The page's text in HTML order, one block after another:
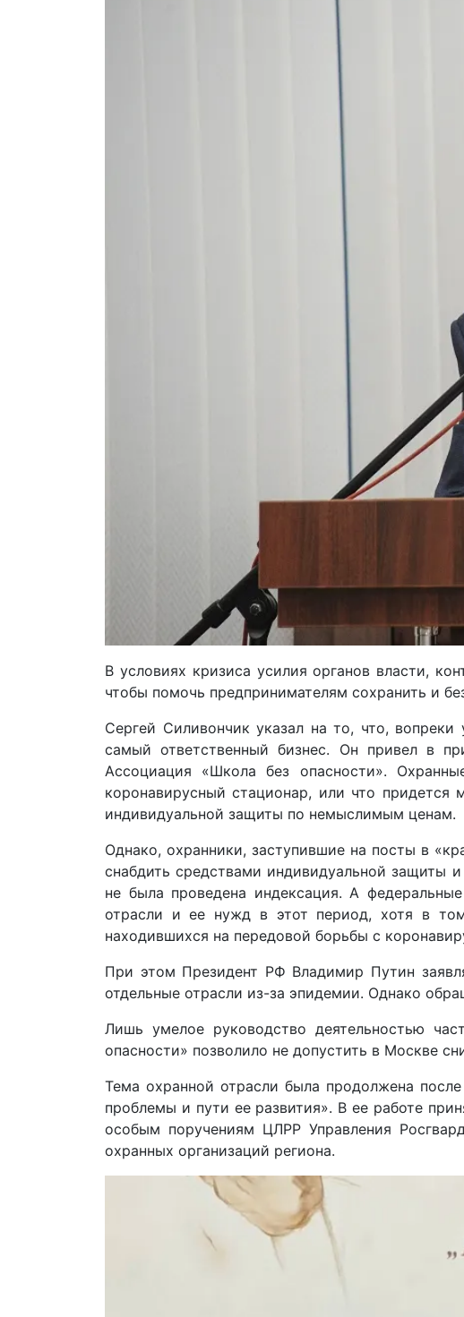
В условиях кризиса усилия органов власти,
чтобы помочь предпринимателям сохранить и
Сергей Силивончик указал на то, что,
самый ответственный бизнес. Он привел в
Ассоциация «Школа без опасности».
коронавирусный стационар, или что придется
индивидуальной защиты по немыслимым ценам.
Однако, охранники, заступившие на посты в
снабдить средствами индивидуальной защиты
не была проведена индексация. А
отрасли и ее нужд в этот период, хотя в
находившихся на передовой борьбы с
При этом Президент РФ Владимир Путин
отдельные отрасли из-за эпидемии. Однако
Лишь умелое руководство деятельностью
опасности» позволило не допустить в Москве
Тема охранной отрасли была продолжена
проблемы и пути ее развития». В ее работе
особым поручениям ЦЛРР Управления
охранных организаций региона.